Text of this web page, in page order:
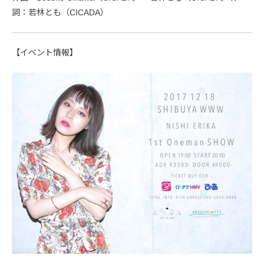
詞：若林とも（CICADA）
【イベント情報】